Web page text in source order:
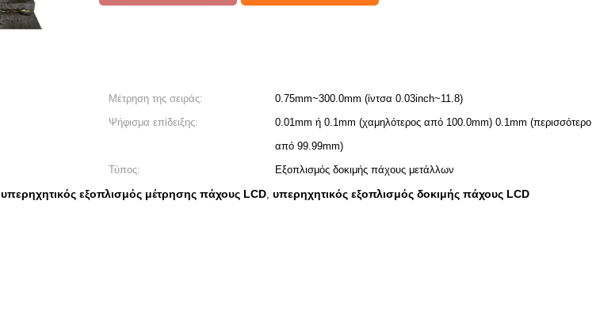
Μέτρηση της σειράς:
0.75mm~300.0mm (ίντσα 0.03inch~11.8)
Ψήφισμα επίδειξης:
0.01mm ή 0.1mm (χαμηλότερος από 100.0mm) 0.1mm (περισσότερο
από 99.99mm)
Τύπος:
Εξοπλισμός δοκιμής πάχους μετάλλων
υπερηχητικός εξοπλισμός μέτρησης πάχους LCD, υπερηχητικός εξοπλισμός δοκιμής πάχους LCD